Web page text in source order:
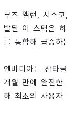
부즈 앨런, 시스
발된 이 스택은
를 통합해 급증하
엔비디아는 산타
개월 만에 완전한
해 최초의 사용